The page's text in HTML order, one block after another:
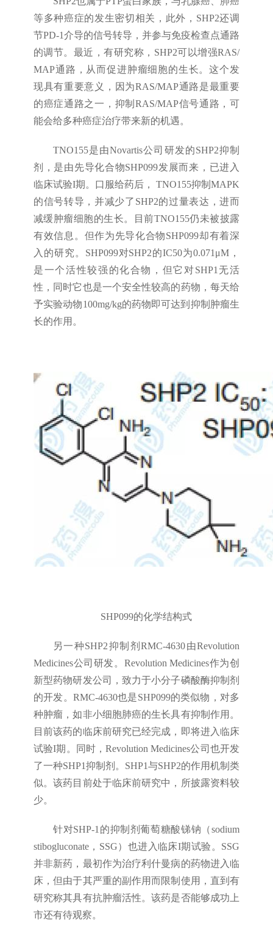
等多种癌症的发生密切相关，此外，SHP2还调
节PD-1介导的信号转导，并参与免疫检查点通路
的调节。最近，有研究称，SHP2可以增强RAS/
MAP通路，从而促进肿瘤细胞的生长。这个发
现具有重要意义，因为RAS/MAP通路是最重要
的癌症通路之一，抑制RAS/MAP信号通路，可
能会给多种癌症治疗带来新的机遇。
TNO155是由Novartis公司研发的SHP2抑制
剂，是由先导化合物SHP099发展而来，已进入
临床试验I期。口服给药后， TNO155抑制MAPK
的信号转导，并减少了SHP2的过量表达，进而
减缓肿瘤细胞的生长。目前TNO155仍未被披露
有效信息。但作为先导化合物SHP099却有着深
入的研究。SHP099对SHP2的IC50为0.071μM，
是一个活性较强的化合物，但它对SHP1无活
性，同时它也是一个安全性较高的药物，每天给
予实验动物100mg/kg的药物即可达到抑制肿瘤生
长的作用。
SHP099的化学结构式
另一种SHP2抑制剂RMC-4630由Revolution
Medicines公司研发。Revolution Medicines作为创
新型药物研发公司，致力于小分子磷酸酶抑制剂
的开发。RMC-4630也是SHP099的类似物，对多
种肿瘤，如非小细胞肺癌的生长具有抑制作用。
目前该药的临床前研究已经完成，即将进入临床
试验I期。同时，Revolution Medicines公司也开发
了一种SHP1抑制剂。SHP1与SHP2的作用机制类
似。该药目前处于临床前研究中，所披露资料较
少。
针对SHP-1的抑制剂葡萄糖酸锑钠（sodium
stibogluconate，SSG）也进入临床I期试验。SSG
并非新药，最初作为治疗利什曼病的药物进入临
床，但由于其严重的副作用而限制使用，直到有
研究称其具有抗肿瘤活性。该药是否能够成功上
市还有待观察。